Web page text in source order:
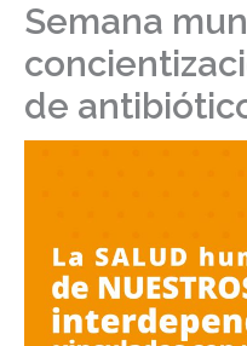
Semana
de